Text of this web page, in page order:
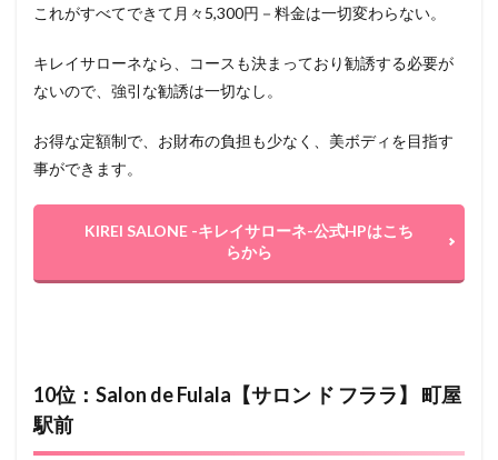
これがすべてできて月々5,300円－料金は一切変わらない。
キレイサローネなら、コースも決まっており勧誘する必要が
ないので、強引な勧誘は一切なし。
お得な定額制で、お財布の負担も少なく、美ボディを目指す
事ができます。
KIREI SALONE -キレイサローネ-公式HPはこち
らから
10位：Salon de Fulala【サロン ド フララ】 町屋
駅前